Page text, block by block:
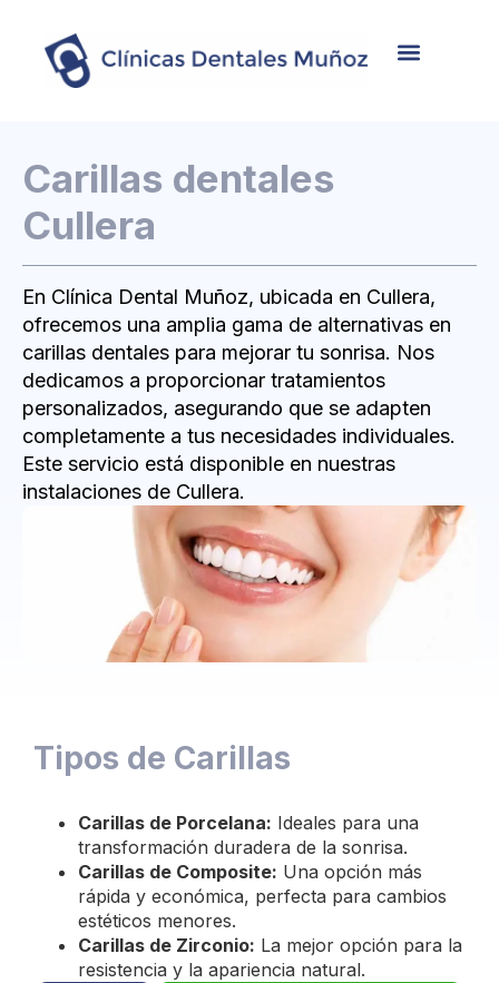
Carillas dentales
Cullera
En Clínica Dental Muñoz, ubicada en Cullera,
ofrecemos una amplia gama de alternativas en
carillas dentales para mejorar tu sonrisa. Nos
dedicamos a proporcionar tratamientos
personalizados, asegurando que se adapten
completamente a tus necesidades individuales.
Este servicio está disponible en nuestras
instalaciones de Cullera.
Tipos de Carillas
Carillas de Porcelana: Ideales para una
transformación duradera de la sonrisa.
Carillas de Composite: Una opción más
rápida y económica, perfecta para cambios
estéticos menores.
Carillas de Zirconio: La mejor opción para la
resistencia y la apariencia natural.